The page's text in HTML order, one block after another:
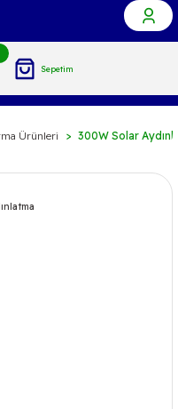
Sepetim
Ürünleri 300W Solar